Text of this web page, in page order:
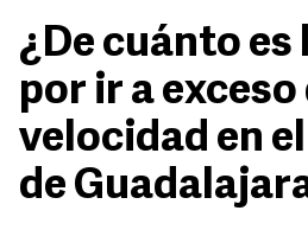
¿De cuánto es
por ir a exceso
velocidad en
de